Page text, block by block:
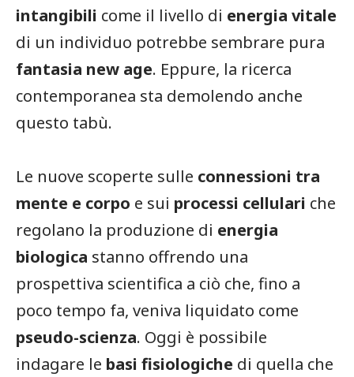
intangibili come il livello di energia vitale
di un individuo potrebbe sembrare pura
fantasia new age. Eppure, la ricerca
contemporanea sta demolendo anche
questo tabù.
Le nuove scoperte sulle connessioni tra
mente e corpo e sui processi cellulari che
regolano la produzione di energia
biologica stanno offrendo una
prospettiva scientifica a ciò che, fino a
poco tempo fa, veniva liquidato come
pseudo-scienza. Oggi è possibile
indagare le basi fisiologiche di quella che